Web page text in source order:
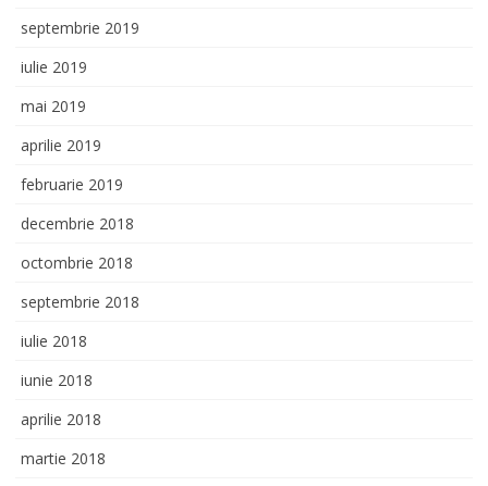
septembrie 2019
iulie 2019
mai 2019
aprilie 2019
februarie 2019
decembrie 2018
octombrie 2018
septembrie 2018
iulie 2018
iunie 2018
aprilie 2018
martie 2018